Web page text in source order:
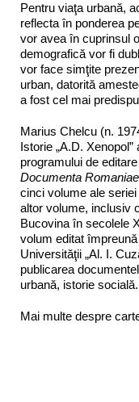
Pentru viaţa urbană,
reflecta în ponderea
vor avea în cuprinsul
demografică vor fi
vor face simţite
urban, datorită
a fost cel mai
Marius Chelcu (n.
Istorie „A.D.
programului de
Documenta
cinci volume ale
altor volume, inclusiv
Bucovina în secolele
volum editat
Universităţii „Al. I.
publicarea
urbană, istorie socială.
Mai multe despre